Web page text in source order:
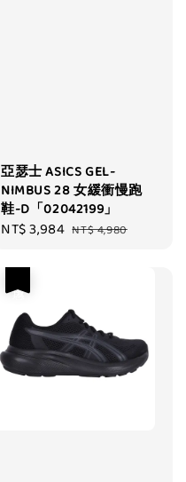
亞瑟士 ASICS GEL-
NIMBUS 28 女緩衝慢跑
鞋-D「02042199」
Sale
NT$ 3,984 Regular
NT$ 4,980